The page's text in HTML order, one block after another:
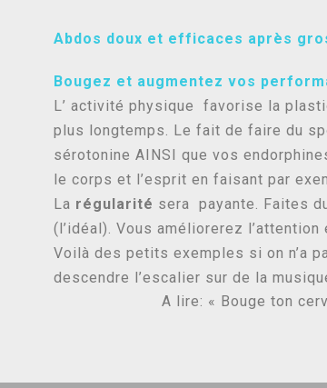
Abdos doux et efficaces après
Bougez et augmentez vos
L’ activité physique favorise la
plus longtemps. Le fait de faire du
sérotonine AINSI que vos
le corps et l’esprit en faisant par
La régularité sera payante. Faites
(l’idéal). Vous améliorerez
Voilà des petits exemples si on n’a
descendre l’escalier sur de la
A lire: « Bouge ton